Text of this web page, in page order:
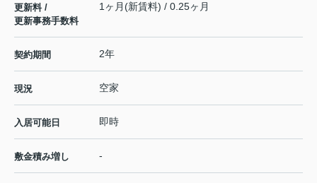
更新料 /
更新事務手数料
1ヶ月(新賃料) / 0.25ヶ月
契約期間 2年
現況 空家
入居可能日 即時
敷金積み増し -